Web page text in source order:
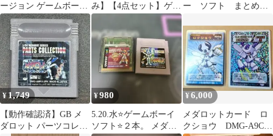
ージョン ゲームボーイ
【動作未確認】
み】【4点セット】ゲー
ムボーイ メダロット カ
ブトバージョン ゲーム
ボーイカラー メダロッ
ト2 クワガタバージョ
ン メダロット2 パーツ
コレクション メダロッ
ト3 クワガタバージョ
ン GB GBC
ー ソフト まとめ売
ィ たまごっち 他
¥ 1,749
【動作確認済】GB メ
ダロット パーツコレク
¥980
5.20.水⭐️ゲームボーイ
ソフト⭐️２本。 メダロ
¥6,000
メダロットカード ロ
クショウ DMG-A9CJ-